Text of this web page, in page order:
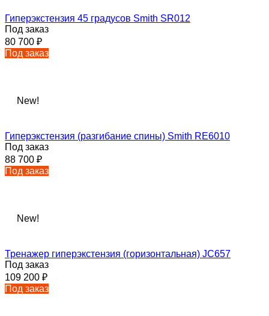
Гиперэкстензия 45 градусов Smith SR012
Под заказ
80 700 ₽
Под заказ
New!
Гиперэкстензия (разгибание спины) Smith RE6010
Под заказ
88 700 ₽
Под заказ
New!
Тренажер гиперэкстензия (горизонтальная) JC657
Под заказ
109 200 ₽
Под заказ